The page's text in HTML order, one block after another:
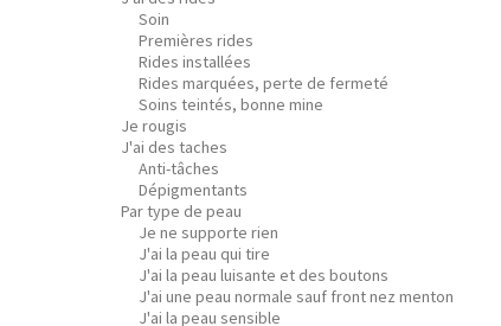
Soin
Premières rides
Rides installées
Rides marquées, perte de fermeté
Soins teintés, bonne mine
Je rougis
J'ai des taches
Anti-tâches
Dépigmentants
Par type de peau
Je ne supporte rien
J'ai la peau qui tire
J'ai la peau luisante et des boutons
J'ai une peau normale sauf front nez menton
J'ai la peau sensible